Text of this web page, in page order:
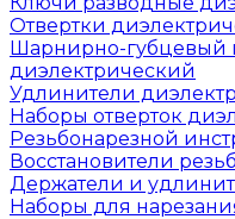
Отвертки
Шарнирно-губцевый
диэлектрический
Удлинители
Наборы отверток
Резьбонарезной
Восстановители
Держатели и
Наборы для